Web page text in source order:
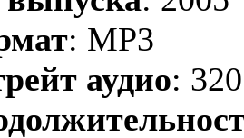
: MP3
аудио: